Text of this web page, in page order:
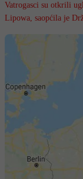
Vatrogasci su otkrili
Lipowa, saopćila je